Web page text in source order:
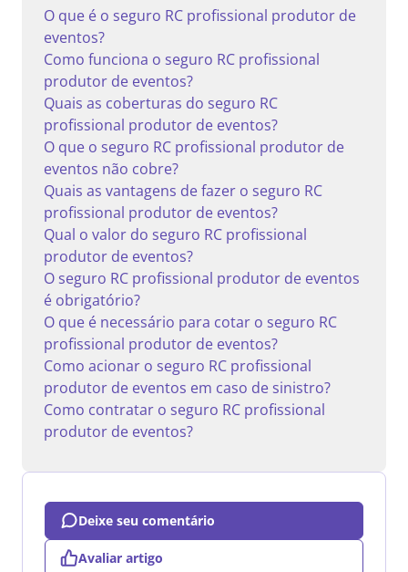
O que é o seguro RC profissional produtor de
eventos?
Como funciona o seguro RC profissional
produtor de eventos?
Quais as coberturas do seguro RC
profissional produtor de eventos?
O que o seguro RC profissional produtor de
eventos não cobre?
Quais as vantagens de fazer o seguro RC
profissional produtor de eventos?
Qual o valor do seguro RC profissional
produtor de eventos?
O seguro RC profissional produtor de eventos
é obrigatório?
O que é necessário para cotar o seguro RC
profissional produtor de eventos?
Como acionar o seguro RC profissional
produtor de eventos em caso de sinistro?
Como contratar o seguro RC profissional
produtor de eventos?
Deixe seu comentário
Avaliar artigo